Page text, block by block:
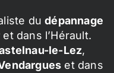
dudépannage
et dans l’Hérault.
le-Lez,
et dans